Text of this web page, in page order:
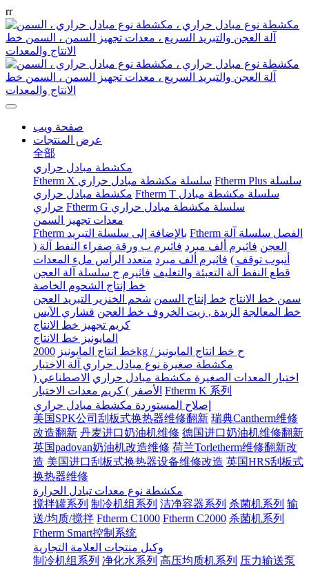
rr
صفحة ويب
عرض المنتجات
全部
مكشطة مبادل حراري
Ftherm X سلسلة مكشطة مبادل حراري Ftherm Plus سلسلة
مكشطة مبادل حراري Ftherm T سلسلة مكشطة مبادل
حراري
Ftherm G سلسلة مكشطة مبادل حراري
معدات تجهيز السمن
Ftherm بالإضافة إلى سلسلة التبريد Ftherm الفصل سلسلة آلة
العجن فاثيرم ألف مبرد فاثيرم ب ورقة صفراء النفط آلة (
أنبوب توقف ) فاثيرم ألف مبرد متعدد الرأس ملء المعدات
قطع النفط آلة التعبئة والتغليف فاثيرم ج سلسلة آلة العجن
خط إنتاج الشحوم الخاصة
سمن خط الانتاج خط إنتاج السمن شحم الخنزير التبريد العجن
خط المعالجة الزبدة , زيت الخروف خط العجن قشاري الآيس
كريم تجهيز خط الانتاج
المايونيز خط الانتاج
خط انتاج المايونيز
2000kg / ح خط انتاج المايونيز
مكشطة صغيرة نوع مبادل حراري آلة الاختبار
اختبار المعدات الصغيرة مكشطة مبادل حراري الاصطناعي (
الأصفر ) كريم معدات الاختبار Ftherm K 系列
إصلاح المستوردة مكشطة مبادل حراري
美国SPK公司刮板式换热器维修翻新 瑞典Cantherm维修
改造翻新 丹麦进口奶油机维修 德国进口奶油机维修翻新
英国padovan奶油机改造维修 荷兰Torletherm维修翻新改
造 美国进口刮板式换热器设备维修改造 英国HRS刮板式
换热器维修
مكشطة نوع معدات تبادل الحرارة
搅拌罐系列 制冷机组系列 洁净容器系列 杀菌机系列 输
送/均质/搅拌 Ftherm C1000 Ftherm C2000 杀菌机系列
Ftherm Smart控制系统
وكيل منتجات العلامة التجارية
制冷机组系列 净化水系列 高压均质机系列 压力输送泵